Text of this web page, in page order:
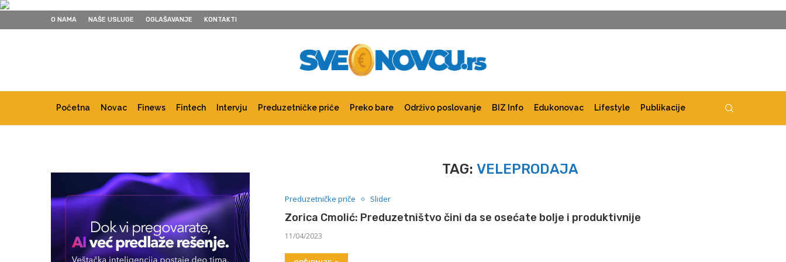
O NAMA NAŠE USLUGE OGLAŠAVANJE KONTAKTI
Početna Novac Finews Fintech Intervju Preduzetničke priče Preko bare Održivo poslovanje BIZ Info Edukonovac Lifestyle Publikacije
TAG: VELEPRODAJA
Preduzetničke priče Slider
Zorica Cmolić: Preduzetništvo čini da se osećate bolje i produktivnije
11/04/2023